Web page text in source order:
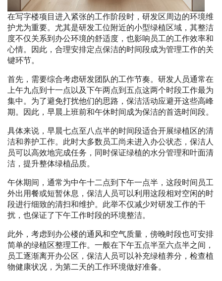
在写字楼项目进入紧张的工作阶段时，研发区周边的环境维
护尤为重要。尤其是研发工位附近的小型绿植区域，其整洁
度不仅关系到办公环境的舒适度，也影响员工的工作效率和
心情。因此，合理安排定点保洁的时间段成为管理工作的关
键环节。
首先，需要综合考虑研发团队的工作节奏。研发人员通常在
上午九点到十一点以及下午两点到五点这两个时段工作最为
集中。为了避免打扰他们的思路，保洁活动应避开这些高峰
期。因此，早晨上班前和午休时间成为保洁的首选时间段。
具体来说，早晨七点至八点半的时间段适合开展绿植区的清
洁和养护工作。此时大多数员工尚未进入办公状态，保洁人
员可以高效地完成任务，同时保证绿植的水分管理和叶面清
洁，提升整体绿植品质。
午休期间，通常为中午十二点到下午一点半，这段时间员工
外出用餐或短暂休息，保洁人员可以利用这段相对空闲的时
段进行细致的清扫和维护。此举不仅减少对研发工作的干
扰，也保证了下午工作时段的环境整洁。
此外，考虑到办公楼的通风和空气质量，傍晚时段也可安排
简单的绿植区整理工作。一般在下午五点半至六点半之间，
员工逐渐离开办公区，保洁人员可以补充绿植养分，检查植
物健康状况，为第二天的工作环境做好准备。